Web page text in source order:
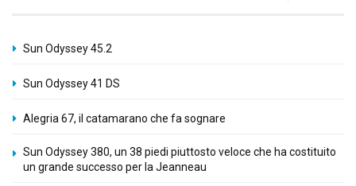
Sun Odyssey 45.2
Sun Odyssey 41 DS
Alegria 67, il catamarano che fa sognare
Sun Odyssey 380, un 38 piedi piuttosto veloce che ha costituito
un grande successo per la Jeanneau